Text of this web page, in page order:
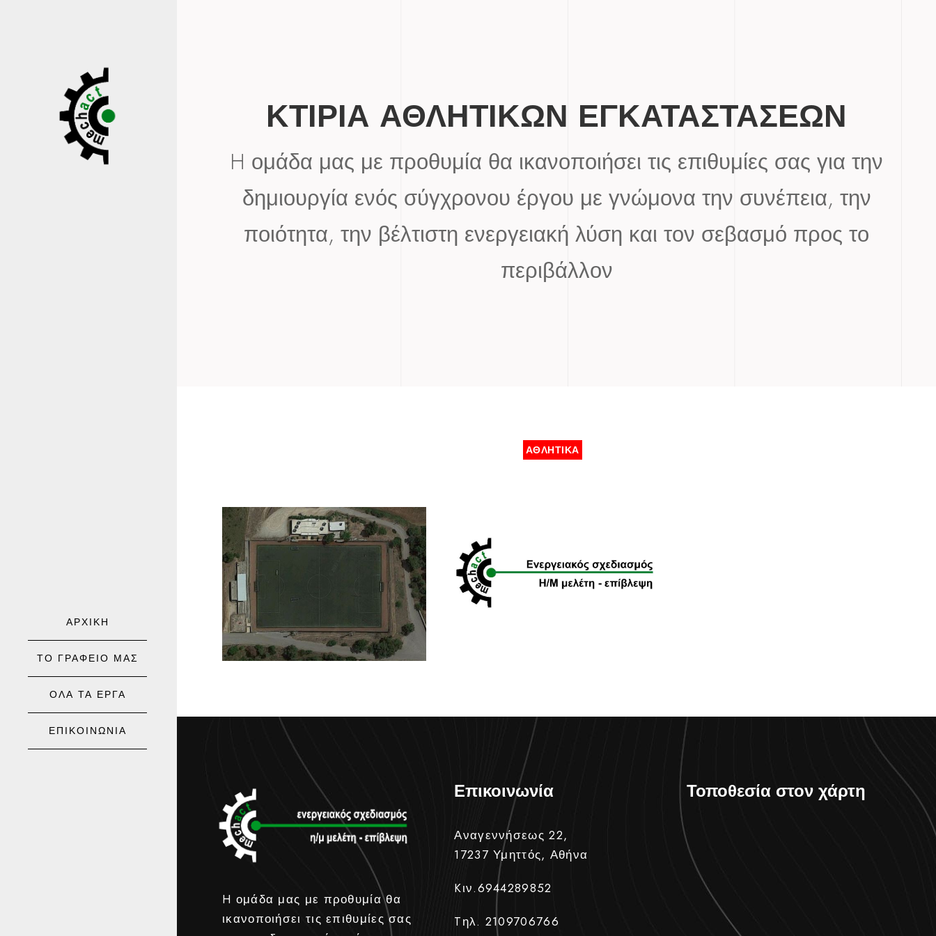
ΑΡΧΙΚΗ
ΤΟ ΓΡΑΦΕΙΟ ΜΑΣ
ΟΛΑ ΤΑ ΕΡΓΑ
ΕΠΙΚΟΙΝΩΝΙΑ
ΚΤΙΡΙΑ ΑΘΛΗΤΙΚΩΝ ΕΓΚΑΤΑΣΤΑΣΕΩΝ
H ομάδα μας με προθυμία θα ικανοποιήσει τις επιθυμίες σας για την
δημιουργία ενός σύγχρονου έργου με γνώμονα την συνέπεια, την
ποιότητα, την βέλτιστη ενεργειακή λύση και τον σεβασμό προς το
περιβάλλον
ΑΘΛΗΤΙΚΑ
ΑΘΛΗΤΙΚΟ ΚΕΝΤΡΟ
ΠΟΛΥΔΕΝΔΡΙΟΥ
ΓΥΜΝΑΣΤΗΡΙΟ ΣΤΑ
ΒΙΛΙΑ
H ομάδα μας με προθυμία θα
ικανοποιήσει τις επιθυμίες σας
Επικοινωνία
Αναγεννήσεως 22,
17237 Υμηττός, Αθήνα
Kιν.6944289852
Tηλ. 2109706766
Τοποθεσία στον χάρτη